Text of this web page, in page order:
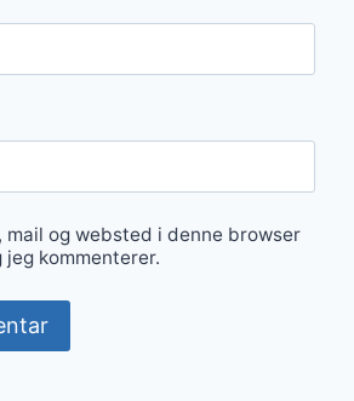
mail og websted i denne browser
kommenterer.